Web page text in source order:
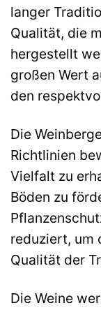
langer
Qualität, die
hergestellt
großen Wert
den
Die
Richtlinien
Vielfalt zu
Böden zu
reduziert, um
Qualität der
Die Weine